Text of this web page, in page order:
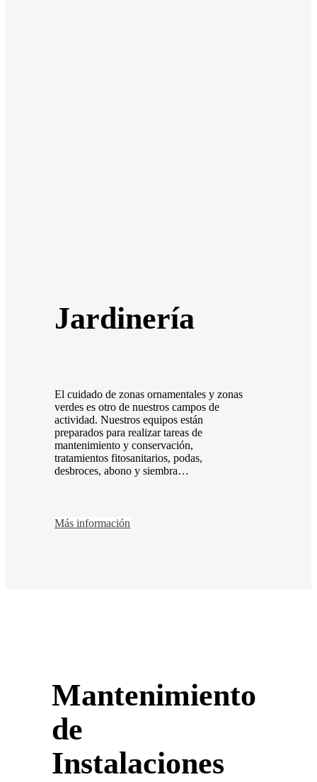
Jardinería
El cuidado de zonas ornamentales y zonas
verdes es otro de nuestros campos de
actividad. Nuestros equipos están
preparados para realizar tareas de
mantenimiento y conservación,
tratamientos fitosanitarios, podas,
desbroces, abono y siembra…
Más información
Mantenimiento
de
Instalaciones